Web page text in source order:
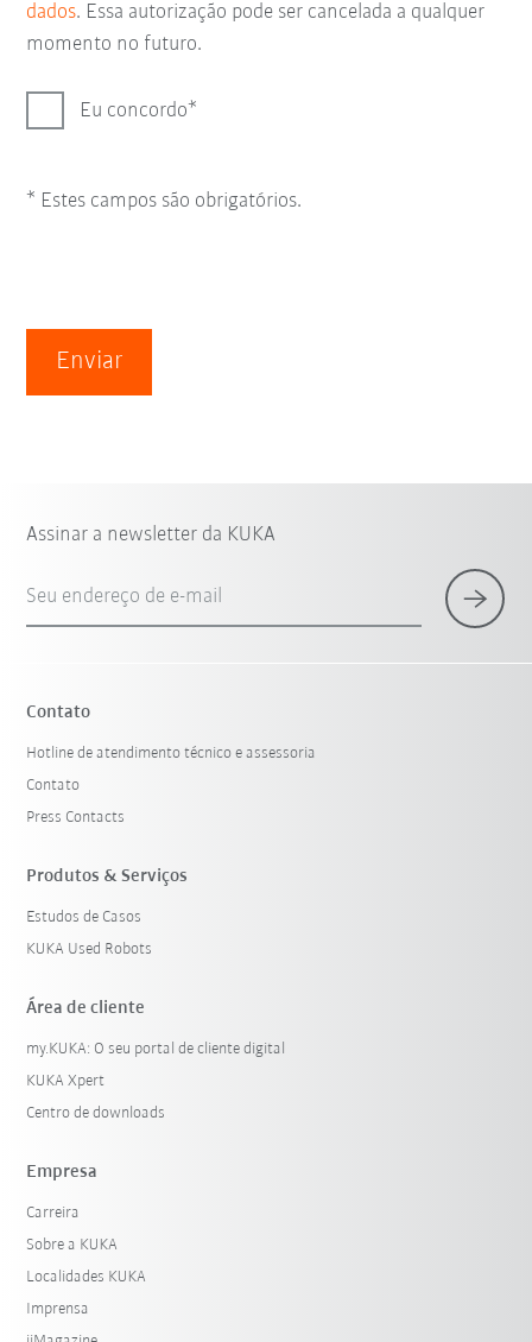
dados. Essa autorização pode ser cancelada a qualquer
momento no futuro.
Eu concordo
* Estes campos são obrigatórios.
Enviar
Assinar a newsletter da KUKA
Seu endereço de e-mail
Contato
Hotline de atendimento técnico e assessoria
Contato
Press Contacts
Produtos & Serviços
Estudos de Casos
KUKA Used Robots
Área de cliente
my.KUKA: O seu portal de cliente digital
KUKA Xpert
Centro de downloads
Empresa
Carreira
Sobre a KUKA
Localidades KUKA
Imprensa